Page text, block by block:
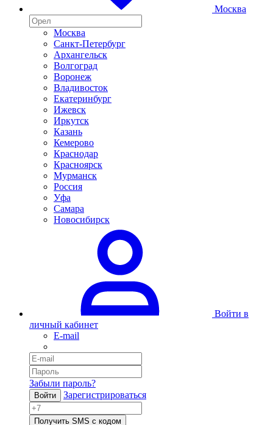
Москва
Москва
Санкт-Петербург
Архангельск
Волгоград
Воронеж
Владивосток
Екатеринбург
Ижевск
Иркутск
Казань
Кемерово
Краснодар
Красноярск
Мурманск
Россия
Уфа
Самара
Новосибирск
Войти в
личный кабинет
E-mail
Забыли пароль?
Войти Зарегистрироваться
Получить SMS с кодом